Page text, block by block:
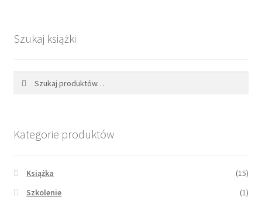
Szukaj książki
Szukaj
Kategorie produktów
Książka
(15)
Szkolenie
(1)